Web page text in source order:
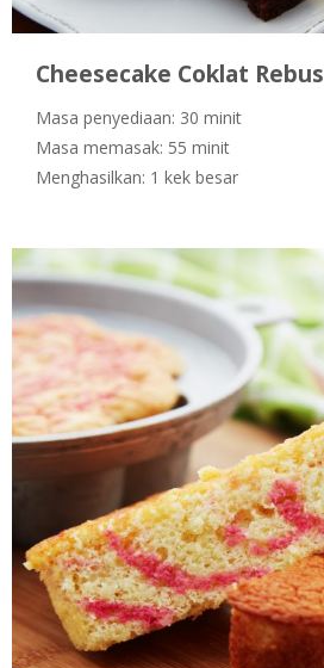
Cheesecake Coklat Rebus
Masa penyediaan: 30 minit
Masa memasak: 55 minit
Menghasilkan: 1 kek besar